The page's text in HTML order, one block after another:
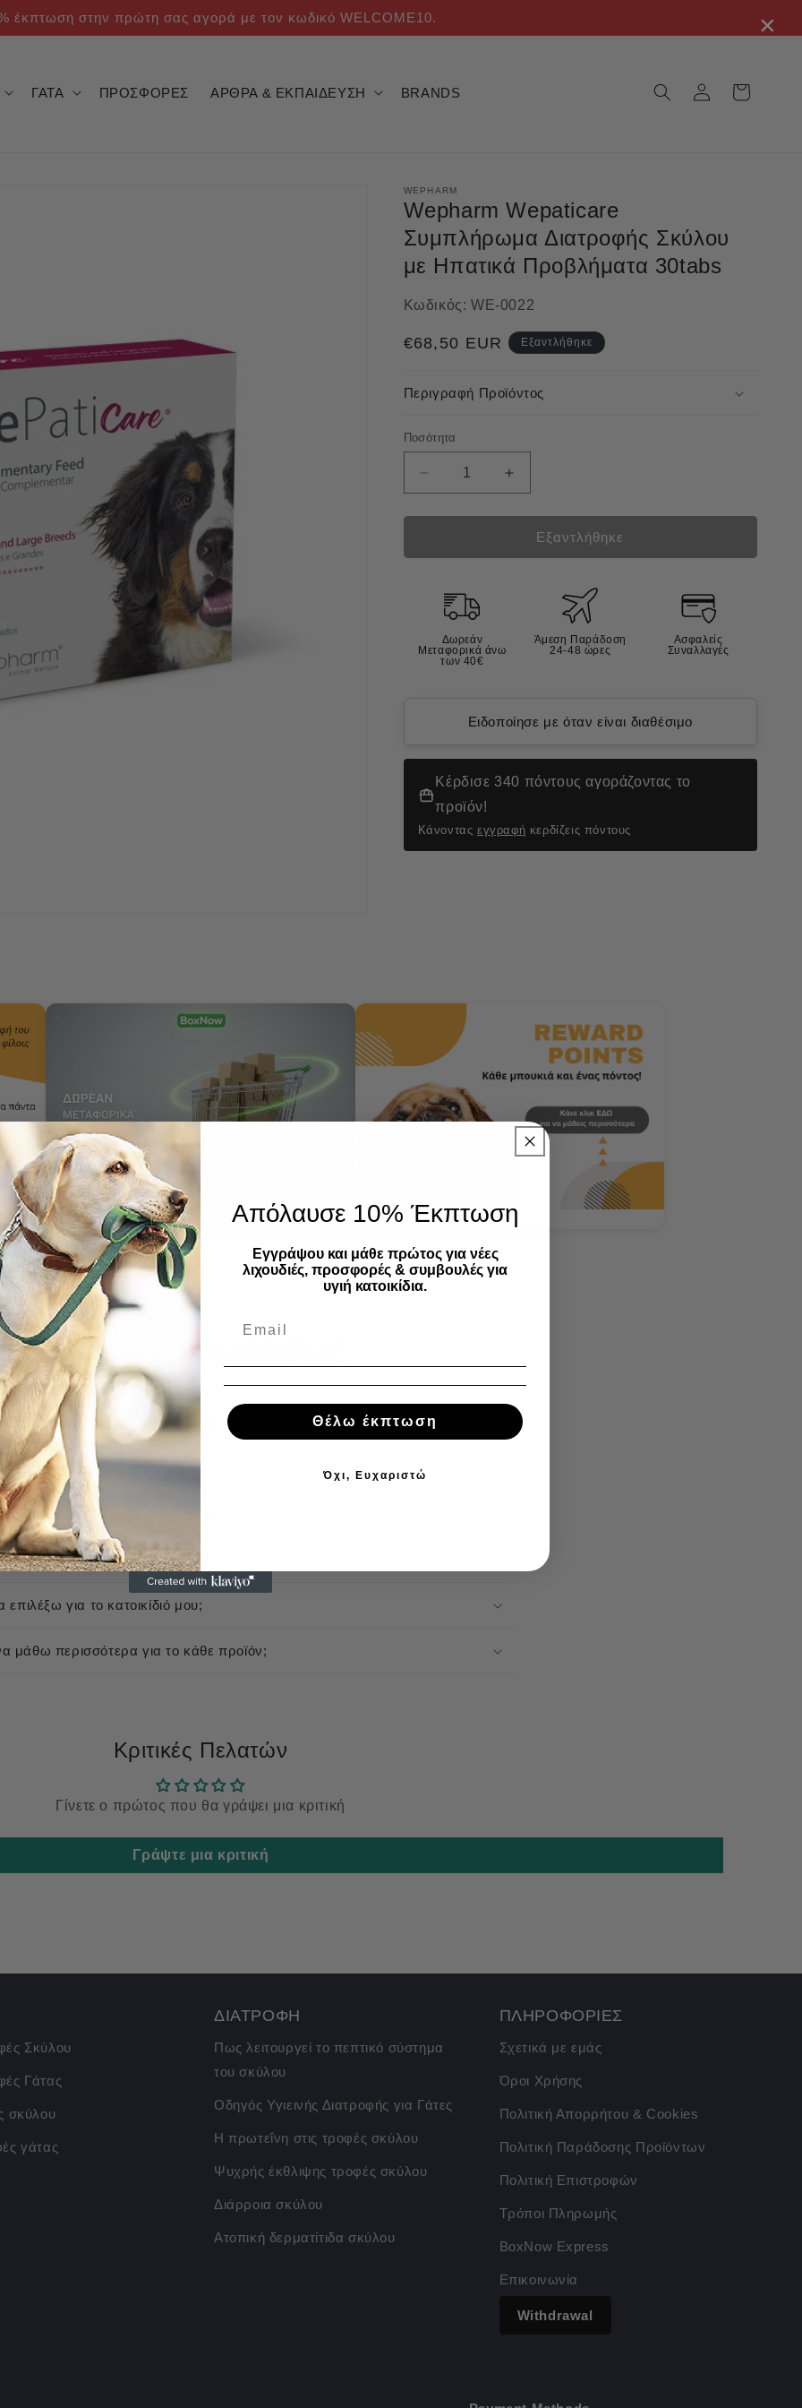
έκπτωση στην πρώτη σας αγορά με τον κωδικό WELCOME10.
ΓΑΤΑ ΠΡΟΣΦΟΡΕΣ ΑΡΘΡΑ & ΕΚΠΑΙΔΕΥΣΗ BRANDS Σύνδεση Καλάθι
WEPHARM
Wepharm Wepaticare
Συμπλήρωμα Διατροφής Σκύλου
με Ηπατικά Προβλήματα 30tabs
Κωδικός: WE-0022
Κανονική
€68,50 EUR Εξαντλήθηκε
Περιγραφή Προϊόντος
Ποσότητα
Μείωση
ποσότητας
για
Wepaticare
Διατροφής
Σκύλου
Ηπατικά
Προβλήματα
Αύξηση
ποσότητας
για
Wepharm
Wepaticare
Διατροφής
Ηπατικά
Εξαντλήθηκε
Δωρεάν
Μεταφορικά άνω
των 40€
Άμεση Παράδοση
24-48 ώρες
Ασφαλείς
Συναλλαγές
Ειδοποίησε με όταν είναι διαθέσιμο
Κέρδισε 340 πόντους αγοράζοντας το
προϊόν!
Κάνοντας εγγραφή κερδίζεις πόντους
Συχνές ερωτήσεις
η παραγγελία μου;
τα μεταφορικά έξοδα;
πληρώσω την παραγγελία μου;
είναι άμεσα διαθέσιμα;
για το κατοικίδιό μου;
περισσότερα για το κάθε προϊόν;
Κριτικές Πελατών
Γίνετε ο πρώτος που θα γράψει μια κριτική
Γράψτε μια κριτική
Σκύλου
Γάτας
σκύλου
γάτας
ΔΙΑΤΡΟΦΗ
Πως λειτουργεί το πεπτικό σύστημα
του σκύλου
Οδηγός Υγιεινής Διατροφής για Γάτες
Η πρωτεΐνη στις τροφές σκύλου
Ψυχρής έκθλιψης τροφές σκύλου
Διάρροια σκύλου
Ατοπική δερματίτιδα σκύλου
ΠΛΗΡΟΦΟΡΙΕΣ
Σχετικά με εμάς
Όροι Χρήσης
Πολιτική Απορρήτου & Cookies
Πολιτική Παράδοσης Προϊόντων
Πολιτική Επιστροφών
Τρόποι Πληρωμής
BoxNow Express
Επικοινωνία
Withdrawal
×
Απόλαυσε 10% Έκπτωση
Εγγράψου και μάθε πρώτος για νέες
λιχουδιές, προσφορές & συμβουλές για
υγιή κατοικίδια.
Θέλω έκπτωση
Όχι, Ευχαριστώ